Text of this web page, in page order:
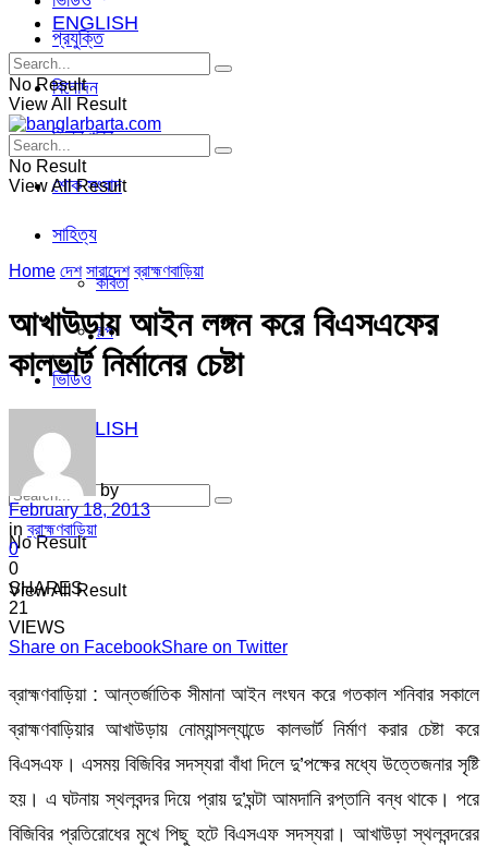
প্রযুক্তি
বিনোদন
ভিন্ন খবর
শোক সংবাদ
সাহিত্য
কবিতা
গল্প
ভিডিও
ENGLISH
No Result
View All Result
ENGLISH
No Result
View All Result
No Result
View All Result
Home দেশ সারাদেশ ব্রাহ্মণবাড়িয়া
আখাউড়ায় আইন লঙ্গন করে বিএসএফের
কালভার্ট নির্মানের চেষ্টা
by
February 18, 2013
in ব্রাহ্মণবাড়িয়া
0
0
SHARES
21
VIEWS
Share on FacebookShare on Twitter
ব্রাহ্মণবাড়িয়া : আন্তর্জাতিক সীমানা আইন লংঘন করে গতকাল শনিবার সকালে
ব্রাহ্মণবাড়িয়ার আখাউড়ায় নোম্যান্সল্যান্ডে কালভার্ট নির্মাণ করার চেষ্টা করে
বিএসএফ। এসময় বিজিবির সদস্যরা বাঁধা দিলে দু’পক্ষের মধ্যে উত্তেজনার সৃষ্টি
হয়। এ ঘটনায় স্থলবন্দর দিয়ে প্রায় দু’ঘন্টা আমদানি রপ্তানি বন্ধ থাকে। পরে
বিজিবির প্রতিরোধের মুখে পিছু হটে বিএসএফ সদস্যরা। আখাউড়া স্থলবন্দরের